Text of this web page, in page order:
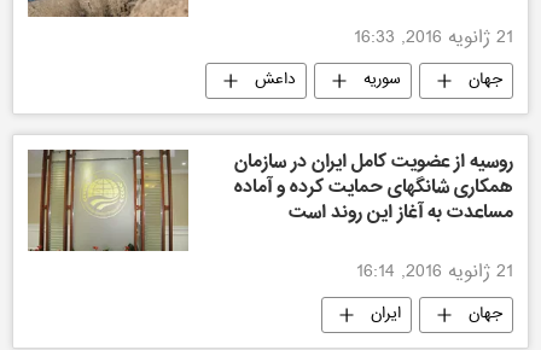
21 ژانویه 2016, 16:33
جهان سوریه داعش
روسیه از عضویت کامل ایران در سازمان
همکاری شانگهای حمایت کرده و آماده
مساعدت به آغاز این روند است
21 ژانویه 2016, 16:14
جهان ایران